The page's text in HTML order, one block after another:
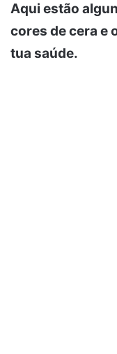
Aqui estão
cores de cera e
tua saúde.